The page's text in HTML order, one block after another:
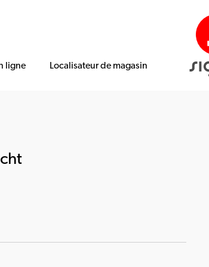
ligne Localisateur de magasin